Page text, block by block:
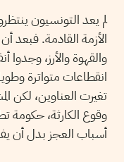
لم يعد التونسيون
الأزمة القادمة. فبعد
والقهوة والأرز، وجدوا
انقطاعات متواترة
تغيرت العناوين، لكن
وقوع الكارثة، حكومة
أسباب العجز بدل أن